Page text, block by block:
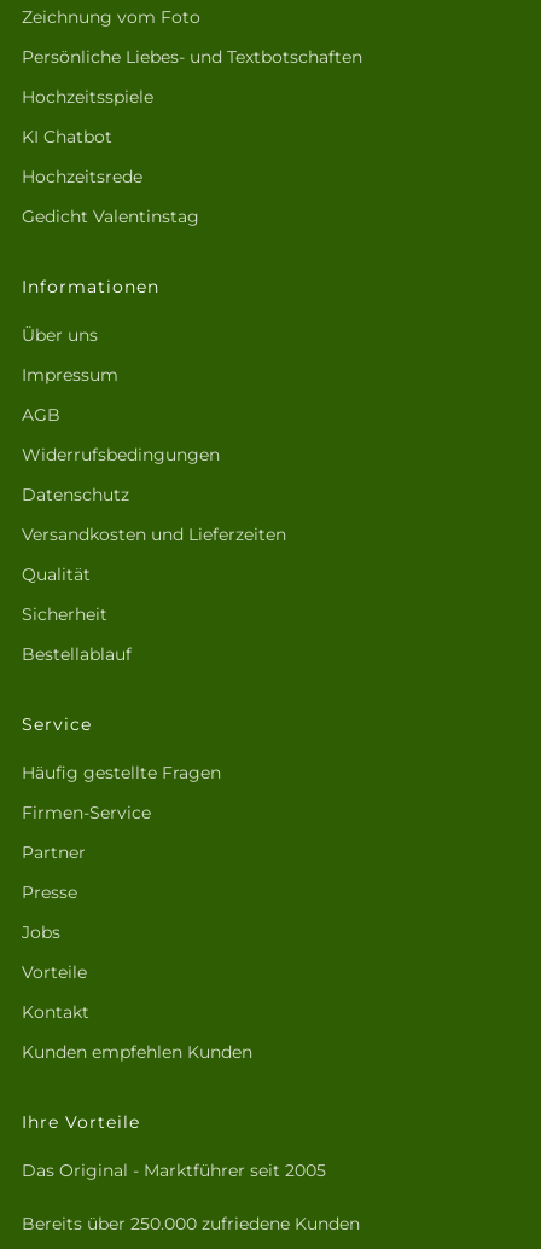
Zeichnung vom Foto
Persönliche Liebes- und Textbotschaften
Hochzeitsspiele
KI Chatbot
Hochzeitsrede
Gedicht Valentinstag
Informationen
Über uns
Impressum
AGB
Widerrufsbedingungen
Datenschutz
Versandkosten und Lieferzeiten
Qualität
Sicherheit
Bestellablauf
Service
Häufig gestellte Fragen
Firmen-Service
Partner
Presse
Jobs
Vorteile
Kontakt
Kunden empfehlen Kunden
Ihre Vorteile
Das Original - Marktführer seit 2005
Bereits über 250.000 zufriedene Kunden